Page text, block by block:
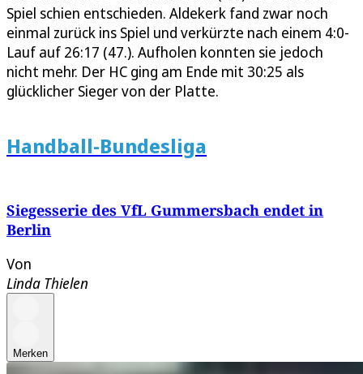
Spiel schien entschieden. Aldekerk fand zwar noch
einmal zurück ins Spiel und verkürzte nach einem 4:0-
Lauf auf 26:17 (47.). Aufholen konnten sie jedoch
nicht mehr. Der HC ging am Ende mit 30:25 als
glücklicher Sieger von der Platte.
Handball-Bundesliga
Siegesserie des VfL Gummersbach endet in
Berlin
Von
Linda Thielen
Merken